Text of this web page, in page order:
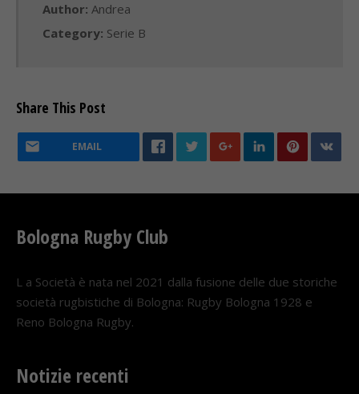
Author: Andrea
Category: Serie B
Share This Post
EMAIL
Bologna Rugby Club
L a Società è nata nel 2021 dalla fusione delle due storiche
società rugbistiche di Bologna: Rugby Bologna 1928 e
Reno Bologna Rugby.
Notizie recenti